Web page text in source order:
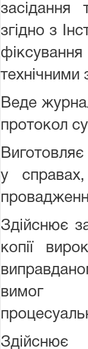
засідання
згідно з
технічними
Веде
протокол
у
Здійснює
копії
вимог